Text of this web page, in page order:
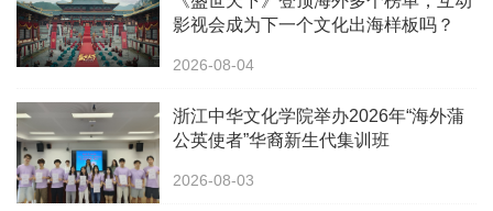
影视会成为下一个文化出海样板吗？
2026-08-04
浙江中华文化学院举办2026年“海外蒲
公英使者”华裔新生代集训班
2026-08-03